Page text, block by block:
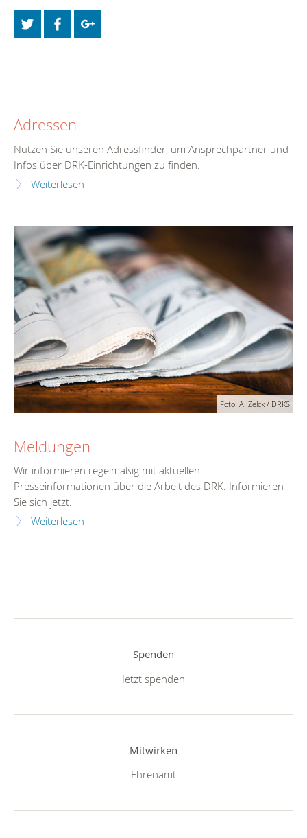
Adressen
Nutzen Sie unseren Adressfinder, um Ansprechpartner und
Infos über DRK-Einrichtungen zu finden.
Weiterlesen
Foto: A. Zelck / DRKS
Meldungen
Wir informieren regelmäßig mit aktuellen
Presseinformationen über die Arbeit des DRK. Informieren
Sie sich jetzt.
Weiterlesen
Spenden
Jetzt spenden
Mitwirken
Ehrenamt